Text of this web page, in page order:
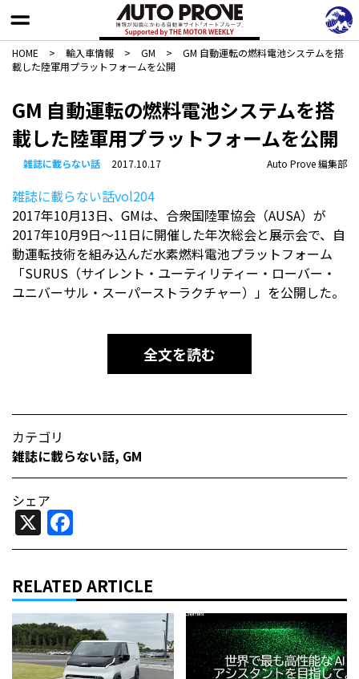
HOME > 輸入車情報 > GM >
GM 自動運転の燃料電池システムを搭
載した陸軍用プラットフォームを公開
GM 自動運転の燃料電池システムを搭
載した陸軍用プラットフォームを公開
雑誌に載らない話 2017.10.17 Auto Prove 編集部
雑誌に載らない話vol204
2017年10月13日、GMは、合衆国陸軍協会（AUSA）が
2017年10月9日〜11日に開催した年次総会と展示会で、自
動運転技術を組み込んだ水素燃料電池プラットフォーム
「SURUS（サイレント・ユーティリティー・ローバー・
ユニバーサル・スーパーストラクチャー）」を公開した。
全文を読む
カテゴリ
雑誌に載らない話, GM
シェア
X
RELATED ARTICLE